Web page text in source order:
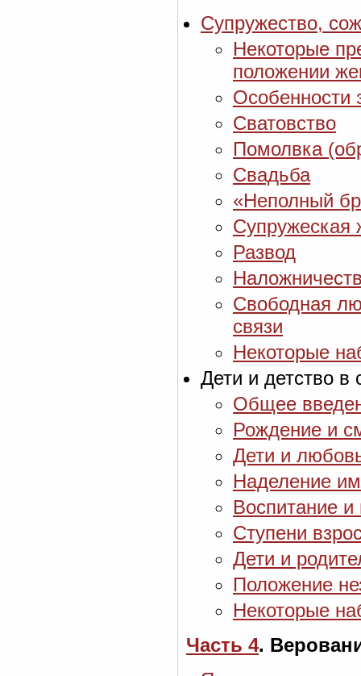
Супружество,
Некоторые
положении
Особенности
Сватовство
Помолвка
Свадьба
«Неполный
Супружеская
Развод
Свободная
связи
Некоторые
Дети и детство в
Общее
Рождение и
Дети и
Наделение
Воспитание и
Ступени
Дети и
Положение
Некоторые
Часть 4.